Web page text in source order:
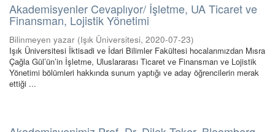
Akademisyenler Cevaplıyor/ İşletme, UA Ticaret ve
Finansman, Lojistik Yönetimi
Bilinmeyen yazar (Işık Üniversitesi, 2020-07-23)
Işık Üniversitesi İktisadi ve İdari Bilimler Fakültesi hocalarımızdan Mısra
Çağla Gül’ün’in İşletme, Uluslararası Ticaret ve Finansman ve Lojistik
Yönetimi bölümleri hakkında sunum yaptığı ve aday öğrencilerin merak
ettiği ...